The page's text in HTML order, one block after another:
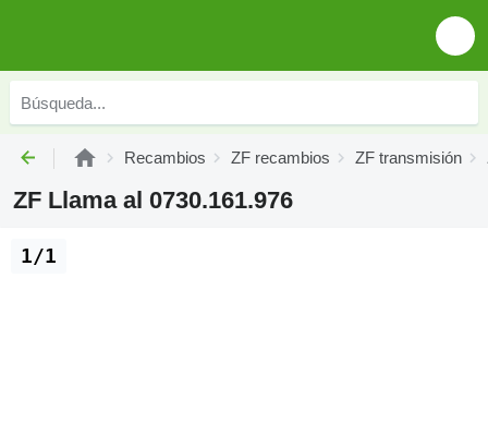
Recambios ZF recambios ZF transmisión
ZF Llama al 0730.161.976
1/1